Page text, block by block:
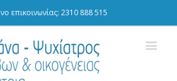
επικοινωνίας: 2310 888 515